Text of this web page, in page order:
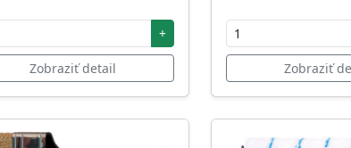
+
Zobraziť detail Zobraziť